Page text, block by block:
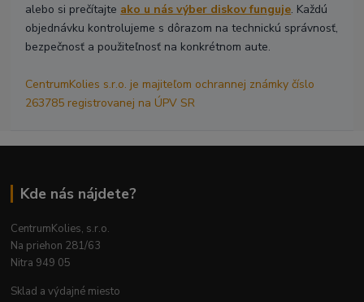
alebo si prečítajte ako u nás výber diskov funguje. Každú
objednávku kontrolujeme s dôrazom na technickú správnosť,
bezpečnosť a použiteľnosť na konkrétnom aute.
CentrumKolies s.r.o. je majiteľom ochrannej známky číslo
263785 registrovanej na ÚPV SR
Kde nás nájdete?
CentrumKolies, s.r.o.
Na priehon 281/63
Nitra 949 05
Sklad a výdajné miesto